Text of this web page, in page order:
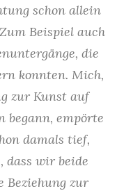
schon allein
Beispiel auch
die
konnten. Mich,
zur Kunst auf
begann, empörte
damals tief,
dass wir beide
Beziehung zur